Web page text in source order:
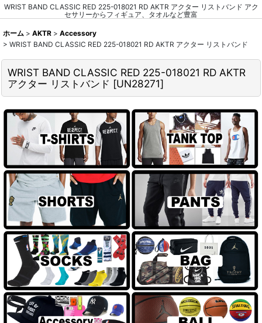
WRIST BAND CLASSIC RED 225-018021 RD AKTR アクター リストバンド アク
セサリーからフィギュア、タオルなど豊富
ホーム > AKTR > Accessory
> WRIST BAND CLASSIC RED 225-018021 RD AKTR アクター リストバンド
WRIST BAND CLASSIC RED 225-018021 RD AKTR
アクター リストバンド [UN28271]